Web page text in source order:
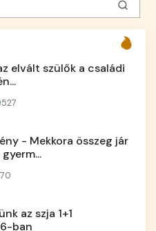
elvált szülők a családi
- Mekkora összeg jár
az szja 1+1
ban